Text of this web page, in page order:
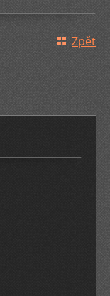
Zpět